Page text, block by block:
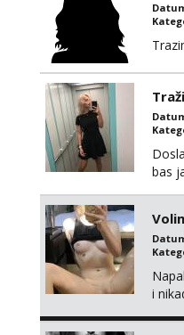
bas
i